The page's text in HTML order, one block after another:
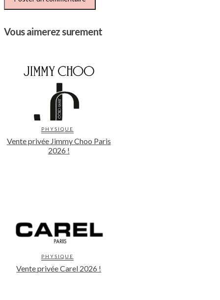
Vous aimerez surement
PHYSIQUE
Vente privée Jimmy Choo Paris
2026 !
PHYSIQUE
Vente privée Carel 2026 !